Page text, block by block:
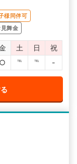
様同伴可
見舞金
土 日
祝
○ ℡ ℡ -